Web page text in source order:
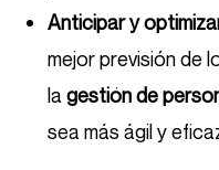
Anticipar y
mejor previsión de
la gestión de
sea más ágil y